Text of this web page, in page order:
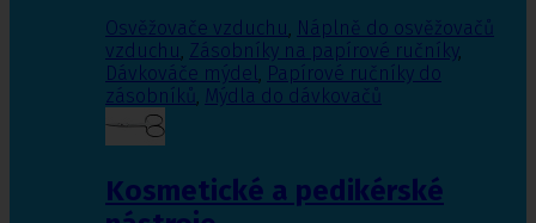
Osvěžovače vzduchu, Náplně do osvěžovačů
vzduchu, Zásobníky na papírové ručníky,
Dávkováče mýdel, Papírové ručníky do
zásobníků, Mýdla do dávkovačů
Kosmetické a pedikérské